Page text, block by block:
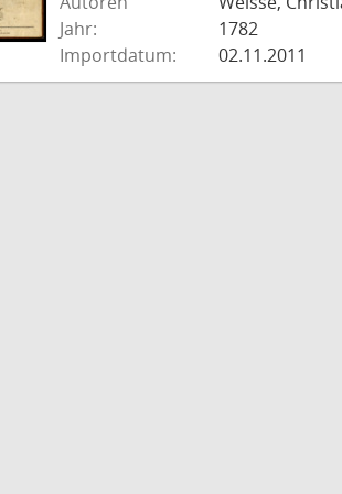
Jahr:
1782
Importdatum:
02.11.2011